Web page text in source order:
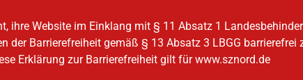
ihre Website im Einklang mit § 11 Absatz 1
der Barrierefreiheit gemäß § 13 Absatz 3 LBGG
Erklärung zur Barrierefreiheit gilt für www.sznord.de